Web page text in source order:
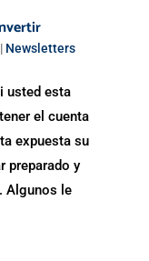
Newsletters
usted esta
el cuenta
expuesta su
preparado y
Algunos le